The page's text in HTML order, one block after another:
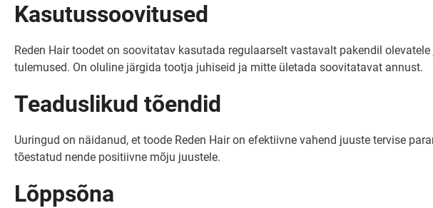
Kasutussoovitused
Reden Hair toodet on soovitatav kasutada regulaarselt vastavalt pakendil
tulemused. On oluline järgida tootja juhiseid ja mitte ületada soovitatavat annust.
Teaduslikud tõendid
Uuringud on näidanud, et toode Reden Hair on efektiivne vahend juuste tervise
tõestatud nende positiivne mõju juustele.
Lõppsõna